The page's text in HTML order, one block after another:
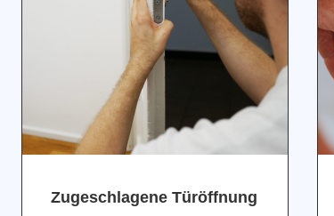
Zugeschlagene Türöffnung